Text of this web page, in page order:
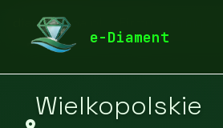
e-Diament
diamentspa.pl
Wielkopolskie